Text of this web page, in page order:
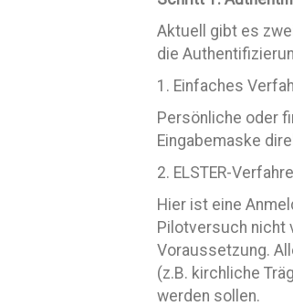
Aktuell gibt es
die
1. Einfaches
Persönliche oder
Eingabemaske
2. ELSTER-
Hier ist eine
Pilotversuch nicht
Voraussetzung.
(z.B. kirchliche
werden sollen.